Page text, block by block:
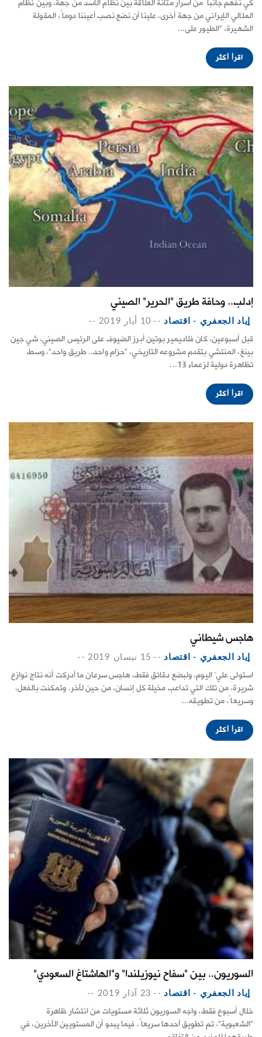
كي نفهم جانباً من أسرار متانة العلاقة بين نظام الأسد من جهة، وبين نظام
الملالي الإيراني من جهة أخرى، علينا أن نضع نصب أعيننا دوماً، المقولة
الشهيرة، "الطيور على...
اقرأ أكثر
إدلب.. وحافة طريق "الحرير" الصيني
إياد الجعفري - اقتصاد -- 10 أيار 2019 --
قبل أسبوعين، كان فلاديمير بوتين أبرز الضيوف على الرئيس الصيني، شي جين
بينغ، المنتشي بتقدم مشروعه التاريخي، "حزام واحد.. طريق واحد"، وسط
تظاهرة دولية لزعماء 13...
اقرأ أكثر
هاجس شيطاني
إياد الجعفري - اقتصاد -- 15 نيسان 2019 --
استولى عليّ اليوم، ولبضع دقائق فقط، هاجس سرعان ما أدركت أنه نتاج نوازع
شريرة، من تلك التي تداعب مخيلة كل إنسان، من حين لآخر. وتمكنت بالفعل،
وسريعاً، من تطويقه...
اقرأ أكثر
السوريون.. بين "سفاح نيوزيلندا" و"الهاشتاغ السعودي"
إياد الجعفري - اقتصاد -- 23 آذار 2019 --
خلال أسبوع فقط، واجه السوريون ثلاثة مستويات من انتشار ظاهرة
"الشعبوية"، تم تطويق أحدها سريعاً، فيما يبدو أن المستويين الآخرين، في